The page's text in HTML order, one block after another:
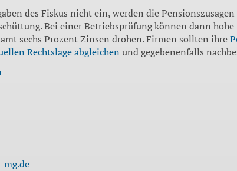
des Fiskus nicht ein, werden die
Bei einer Betriebsprüfung können dann hohe
sechs Prozent Zinsen drohen. Firmen sollten ihre
Rechtslage abgleichen und gegebenenfalls